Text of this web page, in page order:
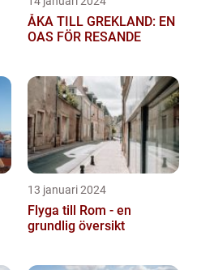
ÅKA TILL GREKLAND: EN
OAS FÖR RESANDE
13 januari 2024
Flyga till Rom - en
grundlig översikt